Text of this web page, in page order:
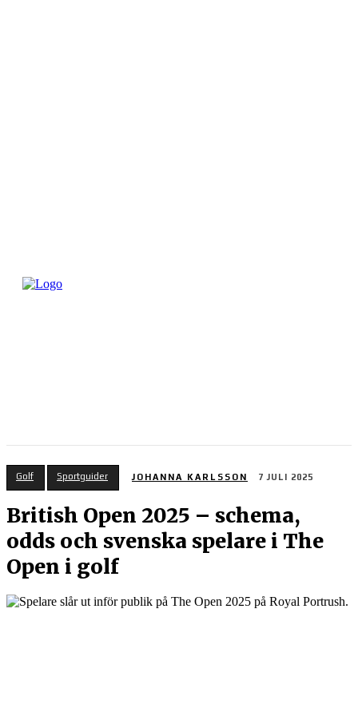
Golf Sportguider JOHANNA KARLSSON 7 JULI 2025
British Open 2025 – schema,
odds och svenska spelare i The
Open i golf